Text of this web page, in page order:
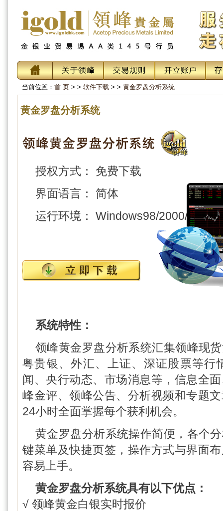
当前位置： 首 页 > > 软件下载 > > 黄金罗盘分析系统
黄金罗盘分析系统
授权方式： 免费下载
界面语言： 简体
运行环境： Windows98/2000/XP/
系统特性：
领峰黄金罗盘分析系统汇集领峰现
粤贵银、外汇、上证、深证股票等行
闻、央行动态、市场消息等，信息全
峰金评、领峰公告、分析视频和专题
24小时全面掌握每个获利机会。
黄金罗盘分析系统操作简便，各个
键菜单及快捷页签，操作方式与界面
容易上手。
黄金罗盘分析系统具有以下优点：
√ 领峰黄金白银实时报价